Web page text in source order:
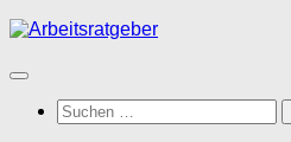
Zum
springen
Suchen
nach: